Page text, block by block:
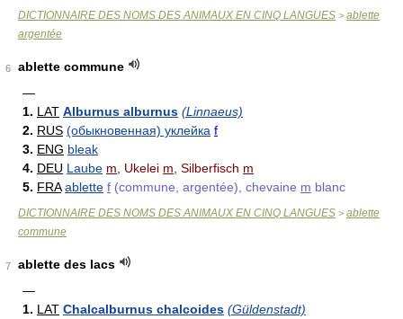
DICTIONNAIRE DES NOMS DES ANIMAUX EN CINQ LANGUES > ablette
argentée
6
ablette commune
—
1. LAT Alburnus alburnus (Linnaeus)
2. RUS (обыкновенная) уклейка f
3. ENG bleak
4. DEU Laube m , Ukelei m , Silberfisch m
5. FRA ablette f (commune, argentée), chevaine m blanc
DICTIONNAIRE DES NOMS DES ANIMAUX EN CINQ LANGUES > ablette
commune
7
ablette des lacs
—
1. LAT Chalcalburnus chalcoides (Güldenstadt)